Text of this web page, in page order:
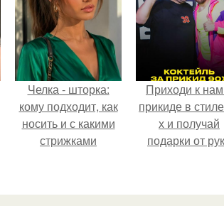
Челка - шторка:
кому подходит, как
носить и с какими
стрижками
Приходи к
прикиде в
х и получай
подарки от